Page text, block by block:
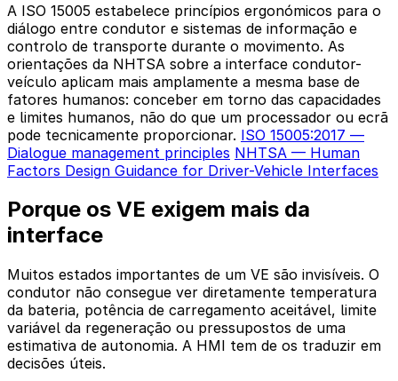
A ISO 15005 estabelece princípios ergonómicos para o
diálogo entre condutor e sistemas de informação e
controlo de transporte durante o movimento. As
orientações da NHTSA sobre a interface condutor-
veículo aplicam mais amplamente a mesma base de
fatores humanos: conceber em torno das capacidades
e limites humanos, não do que um processador ou ecrã
pode tecnicamente proporcionar. ISO 15005:2017 —
Dialogue management principles NHTSA — Human
Factors Design Guidance for Driver-Vehicle Interfaces
Porque os VE exigem mais da
interface
Muitos estados importantes de um VE são invisíveis. O
condutor não consegue ver diretamente temperatura
da bateria, potência de carregamento aceitável, limite
variável da regeneração ou pressupostos de uma
estimativa de autonomia. A HMI tem de os traduzir em
decisões úteis.